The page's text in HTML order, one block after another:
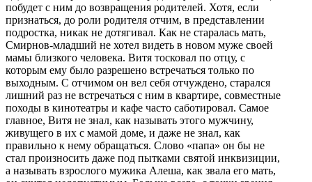
побудет с ним до возвращения родителей. Хотя, если
признаться, до роли родителя отчим, в представлении
подростка, никак не дотягивал. Как не старалась мать,
Смирнов-младший не хотел видеть в новом муже своей
мамы близкого человека. Витя тосковал по отцу, с
которым ему было разрешено встречаться только по
выходным. С отчимом он вел себя отчуждено, старался
лишний раз не встречаться с ним в квартире, совместные
походы в кинотеатры и кафе часто саботировал. Самое
главное, Витя не знал, как называть этого мужчину,
живущего в их с мамой доме, и даже не знал, как
правильно к нему обращаться. Слово «папа» он бы не
стал произносить даже под пытками святой инквизиции,
а называть взрослого мужика Алеша, как звала его мать,